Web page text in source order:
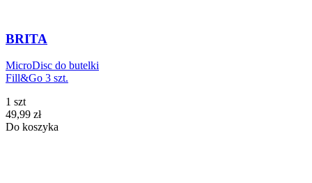
BRITA
MicroDisc do butelki
Fill&Go 3 szt.
1 szt
Cena
49,99 zł
Do koszyka